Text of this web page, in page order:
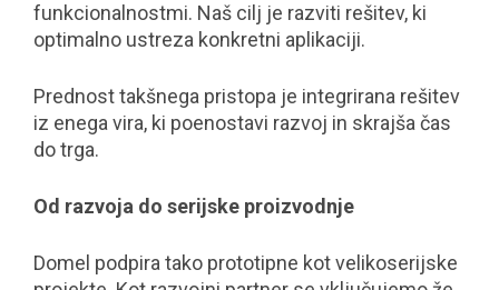
funkcionalnostmi. Naš cilj je razviti rešitev, ki
optimalno ustreza konkretni aplikaciji.
Prednost takšnega pristopa je integrirana rešitev
iz enega vira, ki poenostavi razvoj in skrajša čas
do trga.
Od razvoja do serijske proizvodnje
Domel podpira tako prototipne kot velikoserijske